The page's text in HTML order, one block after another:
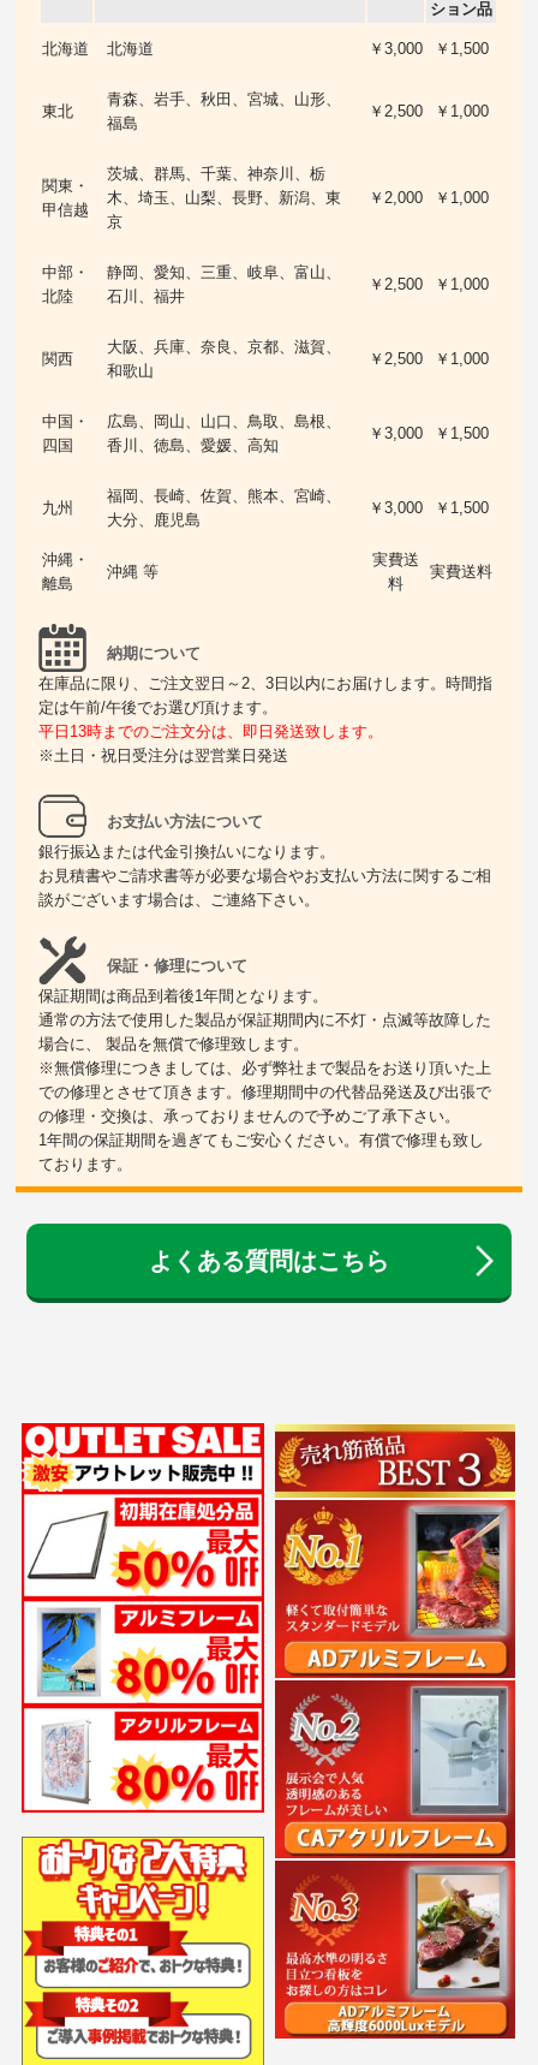
ション品
北海道 北海道 ￥3,000 ￥1,500
東北
青森、岩手、秋田、宮城、山形、
福島
￥2,500 ￥1,000
関東・
甲信越
茨城、群馬、千葉、神奈川、栃
木、埼玉、山梨、長野、新潟、東
京
￥2,000 ￥1,000
中部・
北陸
静岡、愛知、三重、岐阜、富山、
石川、福井
￥2,500 ￥1,000
関西
大阪、兵庫、奈良、京都、滋賀、
和歌山
￥2,500 ￥1,000
中国・
四国
広島、岡山、山口、鳥取、島根、
香川、徳島、愛媛、高知
￥3,000 ￥1,500
九州
福岡、長崎、佐賀、熊本、宮崎、
大分、鹿児島
￥3,000 ￥1,500
沖縄・
離島
沖縄 等
実費送
料
実費送料
納期について
在庫品に限り、ご注文翌日～2、3日以内にお届けします。時間指
定は午前/午後でお選び頂けます。
平日13時までのご注文分は、即日発送致します。
※土日・祝日受注分は翌営業日発送
お支払い方法について
銀行振込または代金引換払いになります。
お見積書やご請求書等が必要な場合やお支払い方法に関するご相
談がございます場合は、ご連絡下さい。
保証・修理について
保証期間は商品到着後1年間となります。
通常の方法で使用した製品が保証期間内に不灯・点滅等故障した
場合に、 製品を無償で修理致します。
※無償修理につきましては、必ず弊社まで製品をお送り頂いた上
での修理とさせて頂きます。修理期間中の代替品発送及び出張で
の修理・交換は、承っておりませんので予めご了承下さい。
1年間の保証期間を過ぎてもご安心ください。有償で修理も致し
ております。
よくある質問はこちら